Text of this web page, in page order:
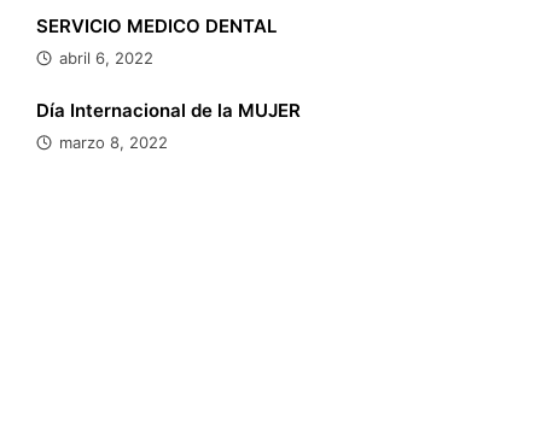
SERVICIO MEDICO DENTAL
abril 6, 2022
Día Internacional de la MUJER
marzo 8, 2022